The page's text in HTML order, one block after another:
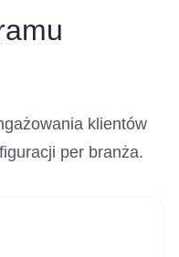
klientów
per branża.